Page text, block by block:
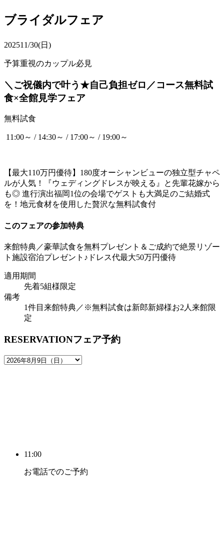
ブライダルフェア
202511/30(日)
予算重視のカップル必見
＼ご祝儀内で叶う★自己負担ゼロ／コース無料試
食×全館見学フェア
無料試食
11:00～ / 14:30～ / 17:00～ / 19:00～
【最大110万円優待】180度オーシャンビューの独立型チャペ
ルが人気！『ウェディングドレスが映える』と先輩花嫁から
も◎ 進行演出福岡1位の会場でゲストも大満足のご結婚式
を！地元食材を使用した贅沢な無料試食付
このフェアの参加特典
来館特典／豪華試食を無料プレゼント＆ご成約で絶景リゾー
ト施設宿泊プレゼント♪ドレス代最大50万円優待
適用期間
先着5組様限定
備考
1件目来館特典／※無料試食は新郎新婦様お2人来館限
定
RESERVATIONフェア予約
11:00
お電話でのご予約